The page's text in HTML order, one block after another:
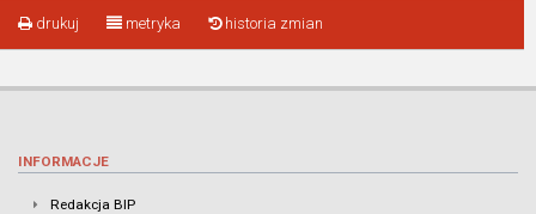
drukuj metryka historia zmian
INFORMACJE
Redakcja BIP